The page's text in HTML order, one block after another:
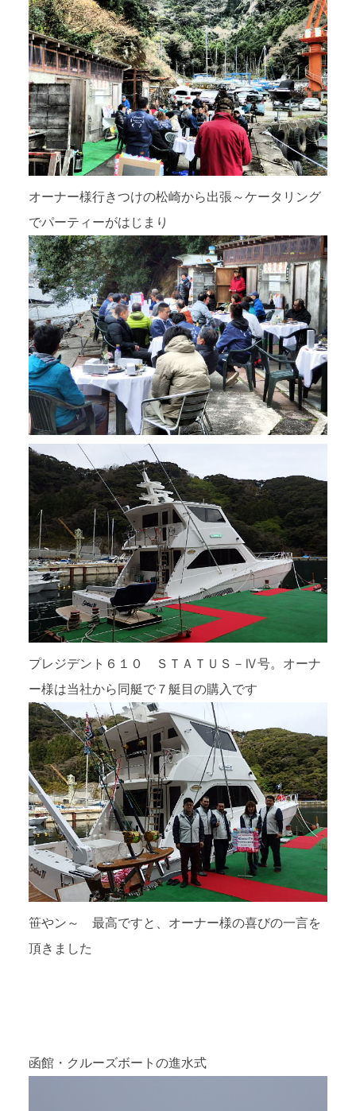
オーナー様行きつけの松崎から出張～ケータリング
でパーティーがはじまり
プレジデント６１０ ＳＴＡＴＵＳ－Ⅳ号。オーナ
ー様は当社から同艇で７艇目の購入です
笹やン～ 最高ですと、オーナー様の喜びの一言を
頂きました
函館・クルーズボートの進水式